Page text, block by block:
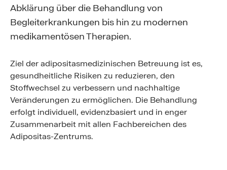
Abklärung über die Behandlung von
Begleiterkrankungen bis hin zu modernen
medikamentösen Therapien.
Ziel der adipositasmedizinischen Betreuung ist es,
gesundheitliche Risiken zu reduzieren, den
Stoffwechsel zu verbessern und nachhaltige
Veränderungen zu ermöglichen. Die Behandlung
erfolgt individuell, evidenzbasiert und in enger
Zusammenarbeit mit allen Fachbereichen des
Adipositas-Zentrums.